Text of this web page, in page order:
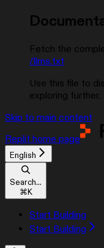
Fetch the
/llms.txt
Use this file to
exploring further.
Skip to main content
Replit home page
English
Search...
⌘K
Start Building
Start Building